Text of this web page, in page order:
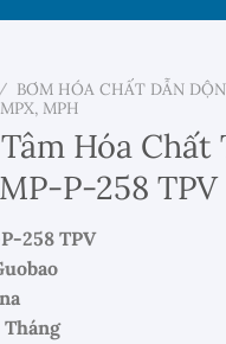
/ BƠM HÓA CHẤT DẪN
MPH
Hóa
P-258 TPV
258 TPV
Tháng